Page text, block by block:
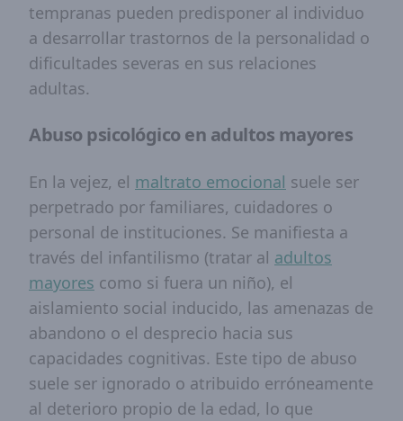
tempranas pueden predisponer al individuo
a desarrollar trastornos de la personalidad o
dificultades severas en sus relaciones
adultas.
Abuso psicológico en adultos mayores
En la vejez, el maltrato emocional suele ser
perpetrado por familiares, cuidadores o
personal de instituciones. Se manifiesta a
través del infantilismo (tratar al adultos
mayores como si fuera un niño), el
aislamiento social inducido, las amenazas de
abandono o el desprecio hacia sus
capacidades cognitivas. Este tipo de abuso
suele ser ignorado o atribuido erróneamente
al deterioro propio de la edad, lo que